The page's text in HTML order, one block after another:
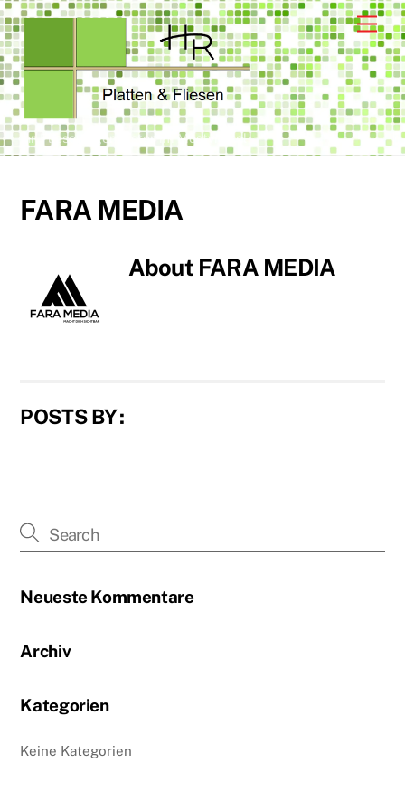
Skip
to
content
Ihr Fliesenlegemeister im Mostviertel
FARA MEDIA
About FARA MEDIA
POSTS BY :
Neueste Kommentare
Archiv
Kategorien
Keine Kategorien